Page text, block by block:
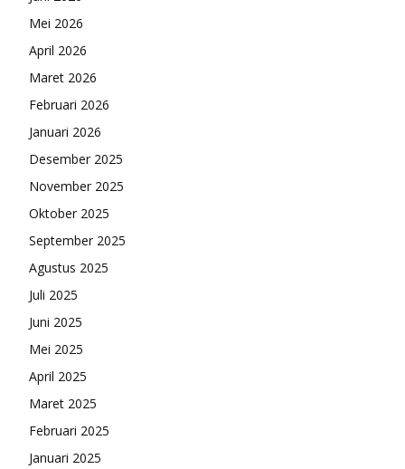
Mei 2026
April 2026
Maret 2026
Februari 2026
Januari 2026
Desember 2025
November 2025
Oktober 2025
September 2025
Agustus 2025
Juli 2025
Juni 2025
Mei 2025
April 2025
Maret 2025
Februari 2025
Januari 2025